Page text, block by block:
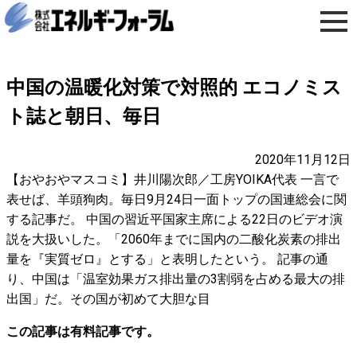
中国の温暖化対策で対照的 エコノミス
ト誌と朝日、毎日
2020年11月12日
【おやおやマスコミ】井川陽次郎／工房YOIKA代表 一言で
表せば、羊頭狗肉。毎日9月24日一面トップの国連総会に関
する記事だ。 中国の習近平国家主席による22日のビデオ演
説を大扱いした。「2060年までに国内の二酸化炭素の排出
量を『実質ゼロ』とする」と表明したという。 記事の通
り、中国は「温室効果ガス排出量の3割弱を占める最大の排
出国」だ。その国が初めて大胆な目
この記事は有料記事です。